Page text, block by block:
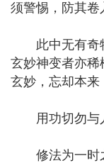
须警惕，防其卷
此中无有奇特
玄妙神变者亦稀
玄妙，忘却本来
用功切勿与人
修法为一时之